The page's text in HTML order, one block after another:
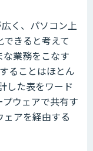
く、パソコン上
きると考えて
業務をこなす
ることはほとん
した表をワード
ウェアで共有す
アを経由する